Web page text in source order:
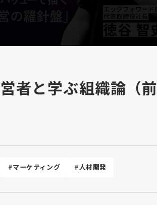
者と学ぶ組織論（
#マーケティング #人材開発